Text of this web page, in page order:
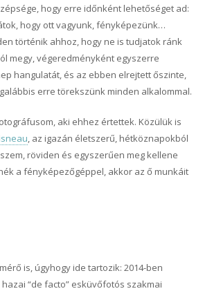
hogy erre időnként lehetőséget ad:
hogy ott vagyunk, fényképezünk…
történik ahhoz, hogy ne is tudjatok ránk
megy, végeredményként egyszerre
hangulatát, és az ebben elrejtett őszinte,
erre törekszünk minden alkalommal.
aki ehhez értettek. Közülük is
, az igazán életszerű, hétköznapokból
röviden és egyszerűen meg kellene
a fényképezőgéppel, akkor az ő munkáit
is, úgyhogy ide tartozik: 2014-ben
“de facto” esküvőfotós szakmai